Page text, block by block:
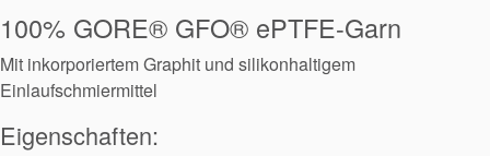
100% GORE® GFO® ePTFE-Garn
Mit inkorporiertem Graphit und silikonhaltigem
Einlaufschmiermittel
Eigenschaften: